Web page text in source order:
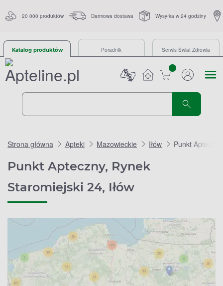
20 000 produktów Darmowa dostawa Wysyłka w 24 godziny
Katalog produktów Poradnik Serwis Świat Zdrowia
sztuk
Strona główna Apteki Mazowieckie Iłów Punkt
Punkt Apteczny, Rynek
Staromiejski 24, Iłów